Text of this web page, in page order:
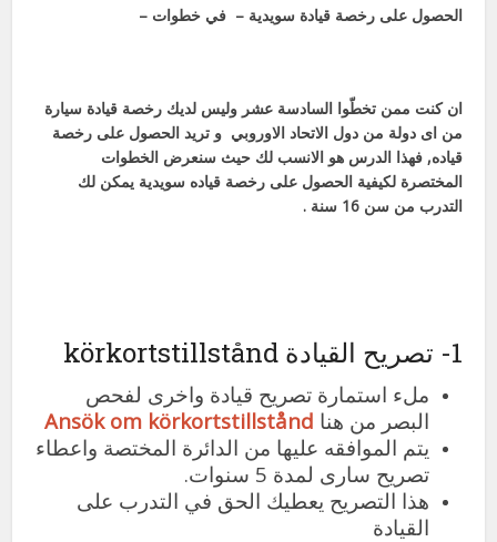
الحصول على رخصة قيادة سويدية – في خطوات –
ان كنت ممن تخطّوا السادسة عشر وليس لديك رخصة قيادة سيارة
من اى دولة من دول الاتحاد الاوروبي و تريد الحصول على رخصة
قياده, فهذا الدرس هو الانسب لك حيث سنعرض الخطوات
المختصرة لكيفية الحصول على رخصة قياده سويدية يمكن لك
التدرب من سن 16 سنة .
1- تصريح القيادة körkortstillstånd
ملء استمارة تصريح قيادة واخرى لفحص
البصر من هنا Ansök om körkortstillstånd
يتم الموافقه عليها من الدائرة المختصة واعطاء
تصريح سارى لمدة 5 سنوات.
هذا التصريح يعطيك الحق في التدرب على
القيادة